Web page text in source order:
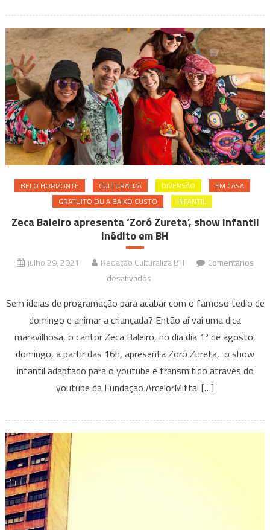
festa
e
ensaio
aberto
em
BH
BELO HORIZONTE CULTURALIZA DIVERSÃO
EM CASA
GRATUITO OU A BAIXO CUSTO
INFANTIL
Zeca Baleiro apresenta ‘Zoró Zureta’, show infantil
inédito em BH
julho 29, 2021 Redação Culturaliza BH
Comentários
desativados
Baleiro
apresenta
‘Zoró
Zureta’,
show
infantil
Sem ideias de programação para acabar com o famoso tedio de
domingo e animar a criançada? Então aí vai uma dica
maravilhosa, o cantor Zeca Baleiro, no dia dia 1º de agosto,
domingo, a partir das 16h, apresenta Zoró Zureta, o show
infantil adaptado para o youtube e transmitido através do
youtube da Fundação ArcelorMittal […]